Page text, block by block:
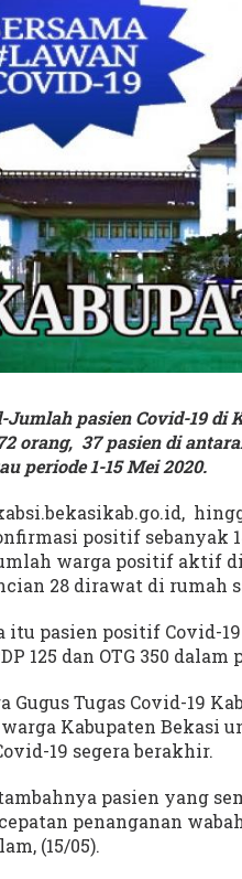
Jumlah pasien Covid-19 di
orang, 37 pasien di
periode 1-15 Mei 2020.
positif sebanyak
warga positif aktif
28 dirawat di rumah
itu pasien positif Covid-
125 dan OTG 350
Gugus Tugas Covid-19
Kabupaten Bekasi
19 segera berakhir.
pasien yang
penanganan
(15/05).